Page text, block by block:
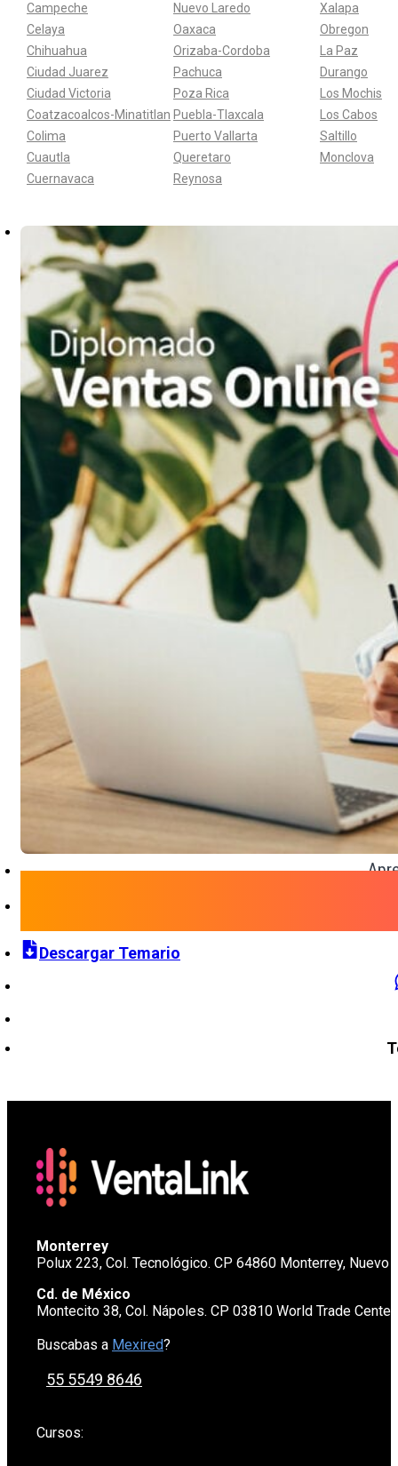
Campeche
Celaya
Chihuahua
Ciudad Juarez
Ciudad Victoria
Coatzacoalcos-Minatitlan
Colima
Cuautla
Cuernavaca
Nuevo Laredo
Oaxaca
Orizaba-Cordoba
Pachuca
Poza Rica
Puebla-Tlaxcala
Puerto Vallarta
Queretaro
Reynosa
Xalapa
Obregon
La Paz
Durango
Los Mochis
Los Cabos
Saltillo
Monclova
Descargar Temario
Monterrey
Polux 223, Col. Tecnológico. CP 64860 Monterrey, Nuevo
Cd. de México
Montecito 38, Col. Nápoles. CP 03810 World Trade
Buscabas a Mexired?
55 5549 8646
Cursos: